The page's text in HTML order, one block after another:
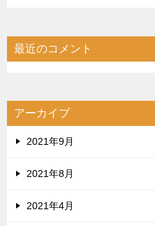
最近のコメント
アーカイブ
2021年9月
2021年8月
2021年4月